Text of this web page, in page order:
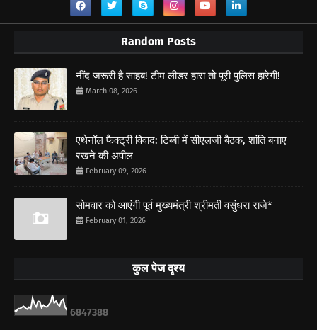
Random Posts
नींद जरूरी है साहब! टीम लीडर हारा तो पूरी पुलिस हारेगी!
March 08, 2026
एथेनॉल फैक्ट्री विवाद: टिब्बी में सीएलजी बैठक, शांति बनाए
रखने की अपील
February 09, 2026
सोमवार को आएंगी पूर्व मुख्यमंत्री श्रीमती वसुंधरा राजे*
February 01, 2026
कुल पेज दृश्य
6847388